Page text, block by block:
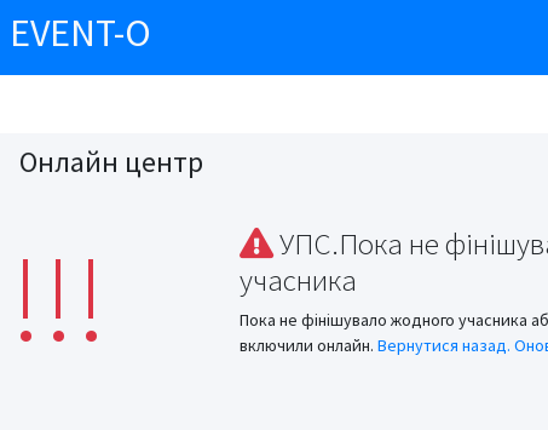
EVENT-O
Онлайн центр
!!!
УПС.Пока не
учасника
Пока не фінішувало жодного учасника
включили онлайн. Вернутися назад.